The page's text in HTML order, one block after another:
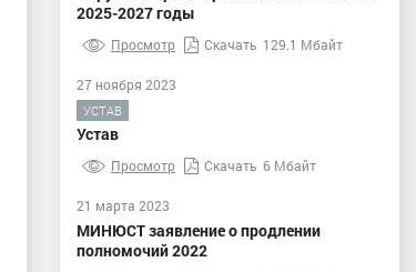
2025-2027 годы
Просмотр Скачать 129.1 Мбайт
27 ноября 2023
УСТАВ
Устав
Просмотр Скачать 6 Мбайт
21 марта 2023
МИНЮСТ заявление о продлении
полномочий 2022